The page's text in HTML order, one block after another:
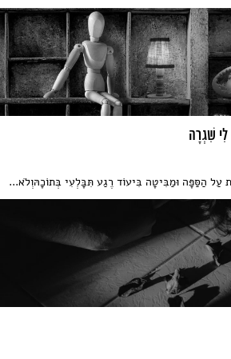
שִׁגְרָה
עַל הַסַּפָּה וּמַבִּיטָה בִּיעוֹד רֶגַע תִּבָּלְעִי בְּתוֹכָהּוְלֹא...